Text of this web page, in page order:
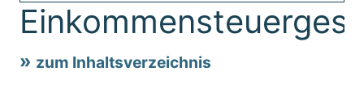
zum Inhaltsverzeichnis